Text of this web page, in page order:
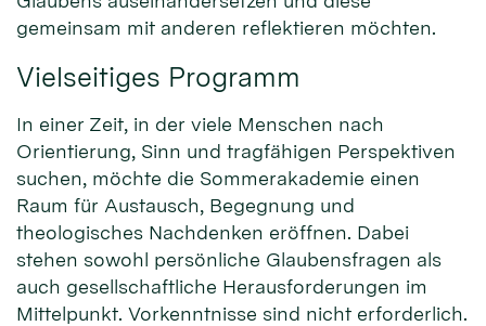
gemeinsam mit anderen reflektieren möchten.
Vielseitiges Programm
In einer Zeit, in der viele Menschen nach
Orientierung, Sinn und tragfähigen Perspektiven
suchen, möchte die Sommerakademie einen
Raum für Austausch, Begegnung und
theologisches Nachdenken eröffnen. Dabei
stehen sowohl persönliche Glaubensfragen als
auch gesellschaftliche Herausforderungen im
Mittelpunkt. Vorkenntnisse sind nicht erforderlich.